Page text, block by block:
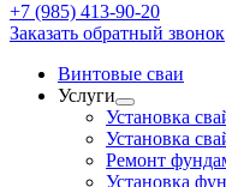
+7 (985) 413-90-20
Заказать обратный звонок
Винтовые сваи
Услуги
Установка
Установка
Ремонт
Установка